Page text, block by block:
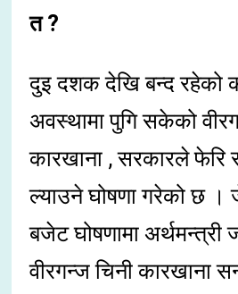
त ?
दुइ दशक देखि बन्द रहेको
अवस्थामा पुगि सकेको
कारखाना , सरकारले फेरि
ल्याउने घोषणा गरेको छ ।
बजेट घोषणामा अर्थमन्त्री
वीरगन्ज चिनी कारखाना